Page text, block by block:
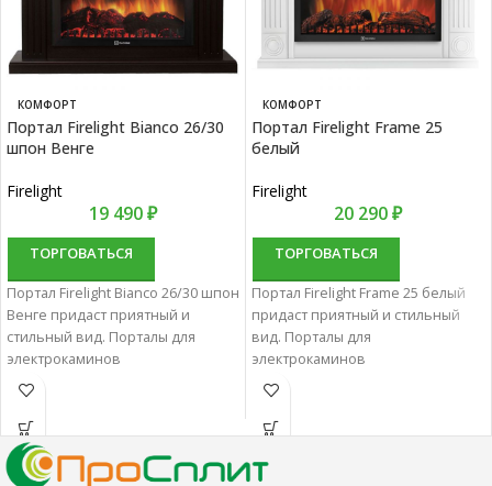
КОМФОРТ
Портал Firelight Bianco 26/30
шпон Венге
Firelight
19 490₽
ТОРГОВАТЬСЯ
Портал Firelight Bianco 26/30 шпон
Венге придаст приятный и
стильный вид. Порталы для
электрокаминов
характеризуются отменным
качеством и надежностью.
КОМФОРТ
Портал Firelight Frame 25
белый
Firelight
20 290₽
ТОРГОВАТЬСЯ
Портал Firelight Frame 25 белый
придаст приятный и стильный
вид. Порталы для
электрокаминов
характеризуются отменным
качеством и надежностью.